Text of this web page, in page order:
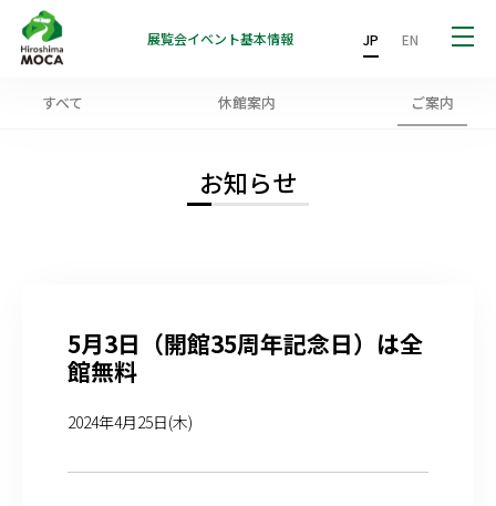
展覧会イベント基本情報 JP EN
すべて 休館案内 ご案内
お知らせ
5月3日（開館35周年記念日）は全
館無料
2024年4月25日(木)